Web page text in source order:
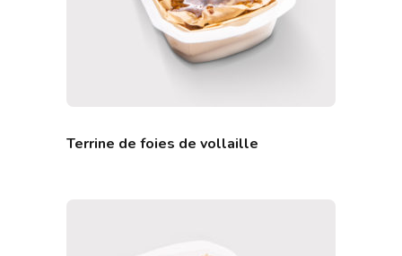
Terrine de foies de vollaille